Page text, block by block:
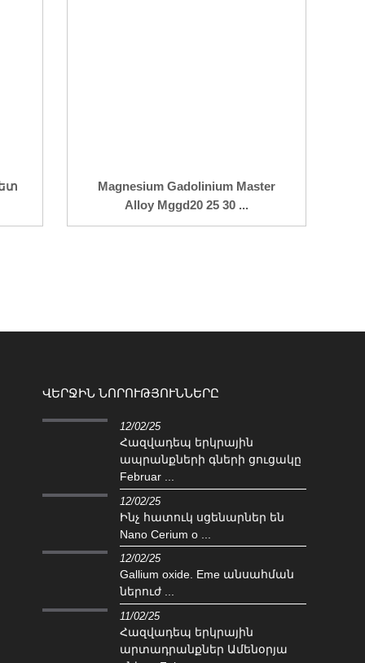
Magnesium Gadolinium Master
Alloy Mggd20 25 30 ...
ՎԵՐՋԻՆ ՆՈՐՈՒԹՅՈՒՆՆԵՐԸ
12/02/25
Հազվադեպ երկրային
ապրանքների գների ցուցակը
Februar ...
12/02/25
Ինչ հատուկ սցենարներ են
Nano Cerium o ...
12/02/25
Gallium oxide. Eme անսահման
ներուժ ...
11/02/25
Հազվադեպ երկրային
արտադրանքներ Ամենօրյա